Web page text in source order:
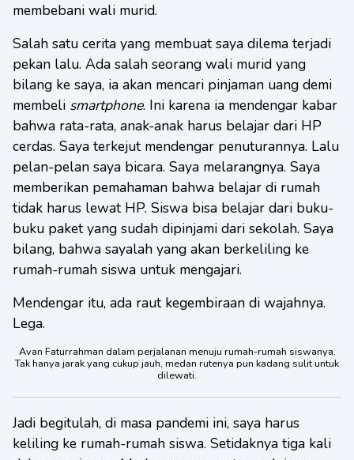
membebani wali murid.
Salah satu cerita yang membuat saya dilema terjadi
pekan lalu. Ada salah seorang wali murid yang
bilang ke saya, ia akan mencari pinjaman uang demi
membeli smartphone. Ini karena ia mendengar kabar
bahwa rata-rata, anak-anak harus belajar dari HP
cerdas. Saya terkejut mendengar penuturannya. Lalu
pelan-pelan saya bicara. Saya melarangnya. Saya
memberikan pemahaman bahwa belajar di rumah
tidak harus lewat HP. Siswa bisa belajar dari buku-
buku paket yang sudah dipinjami dari sekolah. Saya
bilang, bahwa sayalah yang akan berkeliling ke
rumah-rumah siswa untuk mengajari.
Mendengar itu, ada raut kegembiraan di wajahnya.
Lega.
Avan Faturrahman dalam perjalanan menuju rumah-rumah siswanya.
Tak hanya jarak yang cukup jauh, medan rutenya pun kadang sulit untuk
dilewati.
Jadi begitulah, di masa pandemi ini, saya harus
keliling ke rumah-rumah siswa. Setidaknya tiga kali